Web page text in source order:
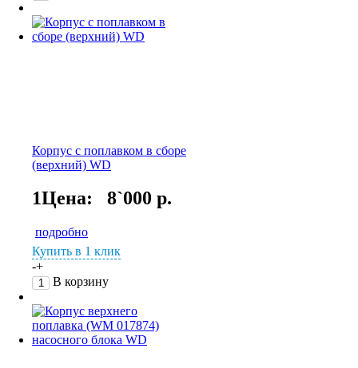
Корпус с поплавком в сборе
(верхний) WD
1Цена: 8`000 р.
подробно
Купить в 1 клик
-+
В корзину